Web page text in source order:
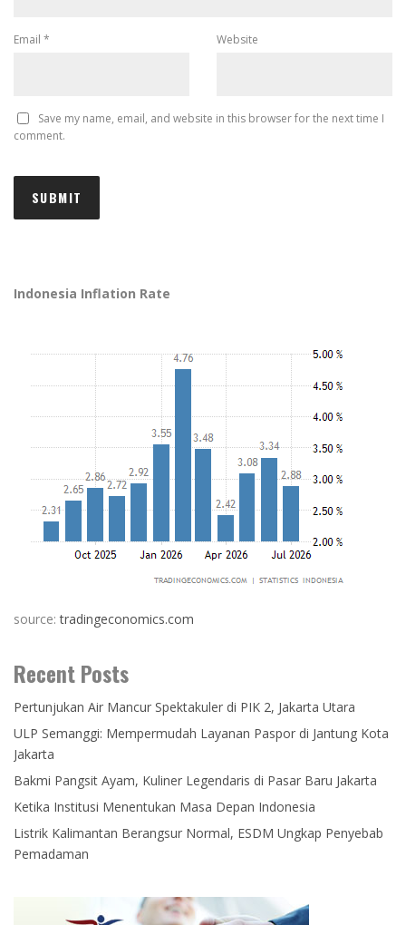
Email * Website
Save my name, email, and website in this browser for the next time I
comment.
Indonesia Inflation Rate
source:tradingeconomics.com
Recent Posts
Pertunjukan Air Mancur Spektakuler di PIK 2, Jakarta Utara
ULP Semanggi: Mempermudah Layanan Paspor di Jantung Kota
Jakarta
Bakmi Pangsit Ayam, Kuliner Legendaris di Pasar Baru Jakarta
Ketika Institusi Menentukan Masa Depan Indonesia
Listrik Kalimantan Berangsur Normal, ESDM Ungkap Penyebab
Pemadaman